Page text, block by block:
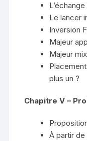
Le lancer
Inversion
Majeur
Majeur
plus un ?
Chapitre V –
À partir de